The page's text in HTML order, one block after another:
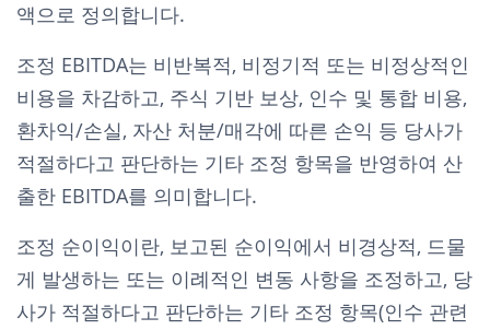
액으로 정의합니다.
조정 EBITDA는 비반복적, 비정기적 또는 비정상적인
비용을 차감하고, 주식 기반 보상, 인수 및 통합 비용,
환차익/손실, 자산 처분/매각에 따른 손익 등 당사가
적절하다고 판단하는 기타 조정 항목을 반영하여 산
출한 EBITDA를 의미합니다.
조정 순이익이란, 보고된 순이익에서 비경상적, 드물
게 발생하는 또는 이례적인 변동 사항을 조정하고, 당
사가 적절하다고 판단하는 기타 조정 항목(인수 관련